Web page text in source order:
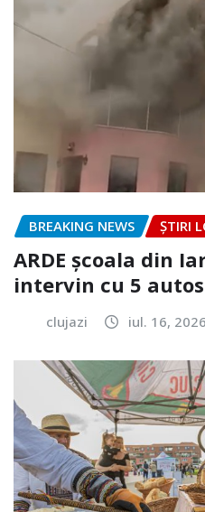
BREAKING NEWS ȘTIRI
ARDE școala din
intervin cu 5
clujazi iul. 16, 2026